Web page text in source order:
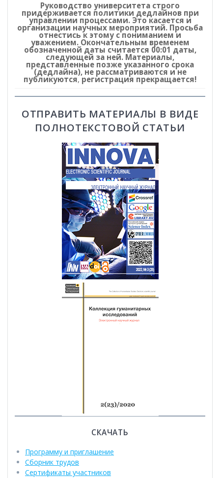
Руководство университета строго
придерживается политики дедлайнов при
управлении процессами. Это касается и
организации научных мероприятий. Просьба
отнестись к этому с пониманием и
уважением. Окончательным временем
обозначенной даты считается 00:01 даты,
следующей за ней. Материалы,
представленные позже указанного срока
(дедлайна), не рассматриваются и не
публикуются, регистрация прекращается!
ОТПРАВИТЬ МАТЕРИАЛЫ В ВИДЕ
ПОЛНОТЕКСТОВОЙ СТАТЬИ
СКАЧАТЬ
Программу и приглашение
Сборник трудов
Сертификаты участников